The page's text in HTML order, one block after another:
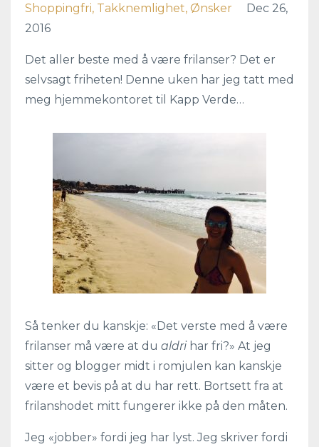
Shoppingfri Takknemlighet Ønsker
Dec 26,
2016
Det aller beste med å være frilanser? Det er
selvsagt friheten! Denne uken har jeg tatt med
meg hjemmekontoret til Kapp Verde…
Så tenker du kanskje: «Det verste med å være
frilanser må være at du aldri har fri?» At jeg
sitter og blogger midt i romjulen kan kanskje
være et bevis på at du har rett. Bortsett fra at
frilanshodet mitt fungerer ikke på den måten.
Jeg «jobber» fordi jeg har lyst. Jeg skriver fordi